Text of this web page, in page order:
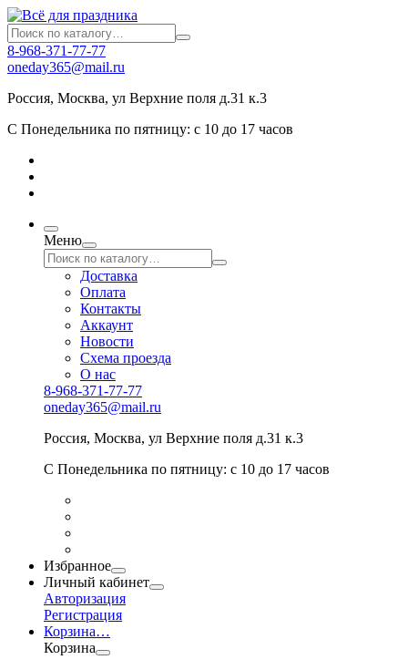
8-968-371-77-77
oneday365@mail.ru
Россия, Москва, ул Верхние поля д.31 к.3
С Понедельника по пятницу: с 10 до 17 часов
Меню
Доставка
Оплата
Контакты
Аккаунт
Новости
Схема проезда
О нас
8-968-371-77-77
oneday365@mail.ru
Россия, Москва, ул Верхние поля д.31 к.3
С Понедельника по пятницу: с 10 до 17 часов
Избранное
Личный кабинет
Авторизация
Регистрация
Корзина…
Корзина